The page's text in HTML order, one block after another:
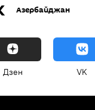
Азербайджан
Дзен VK